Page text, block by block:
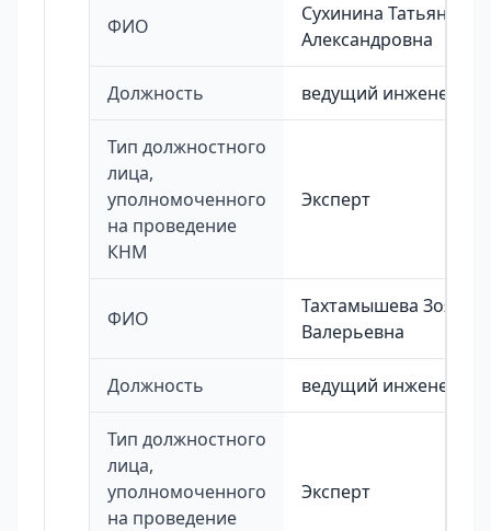
ФИО
Сухинина Татьяна
Александровна
Должность ведущий инженер
Тип должностного
лица,
уполномоченного
на проведение
КНМ
Эксперт
ФИО
Тахтамышева Зоя
Валерьевна
Должность ведущий инженер
Тип должностного
лица,
уполномоченного
на проведение
Эксперт